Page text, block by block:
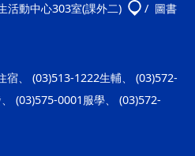
活動中心303室(課外二)
/ 圖書
宿、 (03)513-1222生輔、 (03)572-
(03)575-0001服學、 (03)572-